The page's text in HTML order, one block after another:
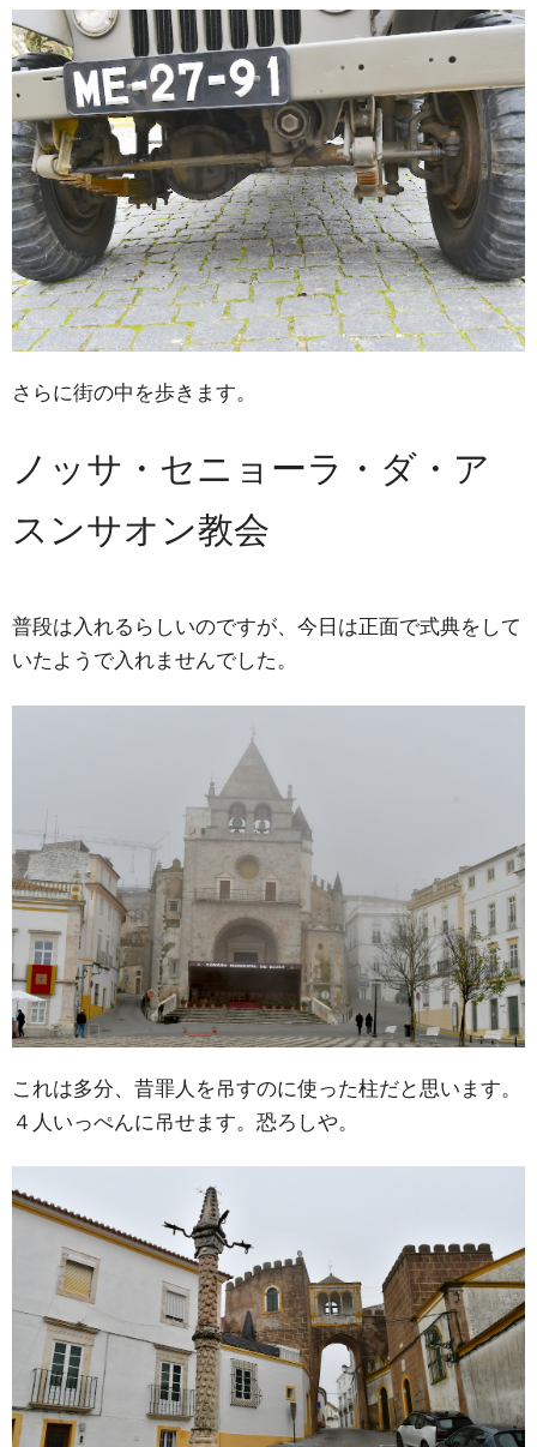
さらに街の中を歩きます。
ノッサ・セニョーラ・ダ・ア
スンサオン教会
普段は入れるらしいのですが、今日は正面で式典をして
いたようで入れませんでした。
これは多分、昔罪人を吊すのに使った柱だと思います。
４人いっぺんに吊せます。恐ろしや。